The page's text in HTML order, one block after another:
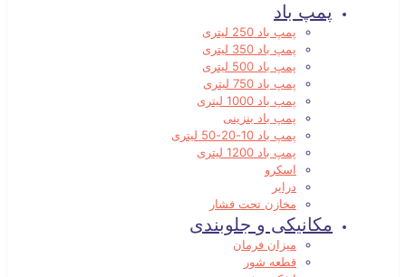
پمپ باد
پمپ باد 250 لیتری
پمپ باد 350 لیتری
پمپ باد 500 لیتری
پمپ باد 750 لیتری
پمپ باد 1000 لیتری
پمپ باد بنزینی
پمپ باد 10-20-50 لیتری
پمپ باد 1200 لیتری
اسکرو
درایر
مخازن تحت فشار
مکانیکی و جلوبندی
میزان فرمان
قطعه شور